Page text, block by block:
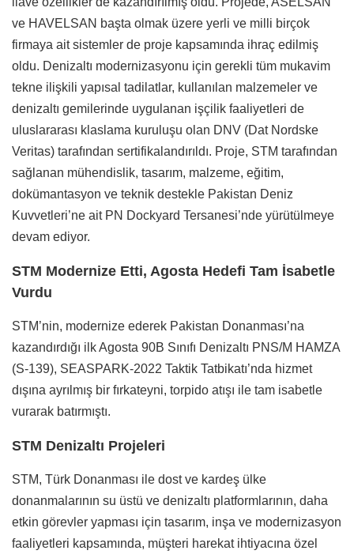
ve HAVELSAN başta olmak üzere yerli ve milli birçok
firmaya ait sistemler de proje kapsamında ihraç edilmiş
oldu. Denizaltı modernizasyonu için gerekli tüm mukavim
tekne ilişkili yapısal tadilatlar, kullanılan malzemeler ve
denizaltı gemilerinde uygulanan işçilik faaliyetleri de
uluslararası klaslama kuruluşu olan DNV (Dat Nordske
Veritas) tarafından sertifikalandırıldı. Proje, STM tarafından
sağlanan mühendislik, tasarım, malzeme, eğitim,
dokümantasyon ve teknik destekle Pakistan Deniz
Kuvvetleri’ne ait PN Dockyard Tersanesi’nde yürütülmeye
devam ediyor.
STM Modernize Etti, Agosta Hedefi Tam İsabetle
Vurdu
STM’nin, modernize ederek Pakistan Donanması’na
kazandırdığı ilk Agosta 90B Sınıfı Denizaltı PNS/M HAMZA
(S-139), SEASPARK-2022 Taktik Tatbikatı’nda hizmet
dışına ayrılmış bir fırkateyni, torpido atışı ile tam isabetle
vurarak batırmıştı.
STM Denizaltı Projeleri
STM, Türk Donanması ile dost ve kardeş ülke
donanmalarının su üstü ve denizaltı platformlarının, daha
etkin görevler yapması için tasarım, inşa ve modernizasyon
faaliyetleri kapsamında, müşteri harekat ihtiyacına özel